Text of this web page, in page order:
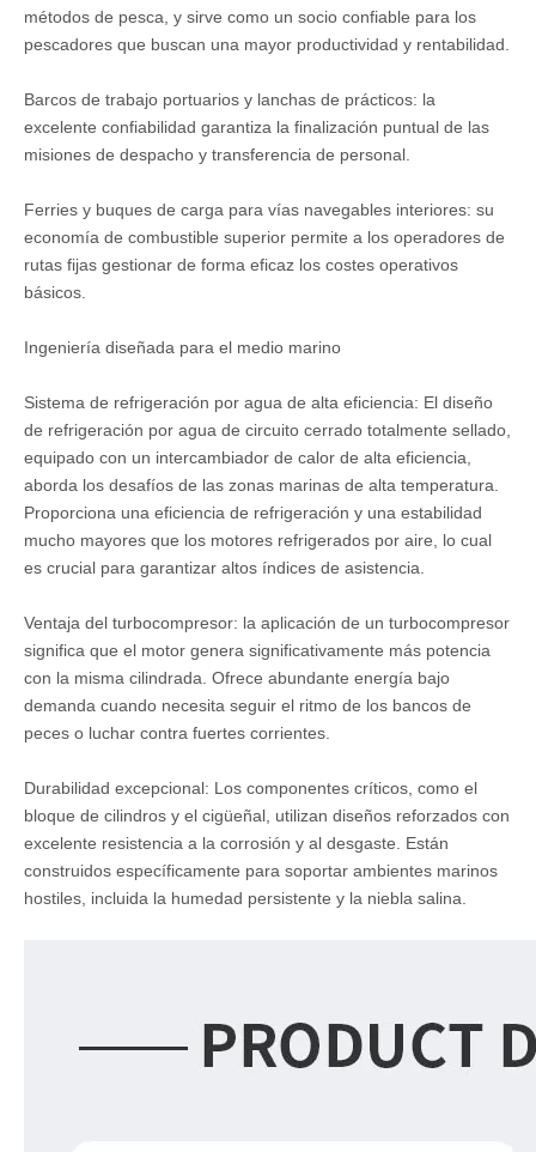
métodos de pesca, y sirve como un socio confiable para los
pescadores que buscan una mayor productividad y rentabilidad.
Barcos de trabajo portuarios y lanchas de prácticos: la
excelente confiabilidad garantiza la finalización puntual de las
misiones de despacho y transferencia de personal.
Ferries y buques de carga para vías navegables interiores: su
economía de combustible superior permite a los operadores de
rutas fijas gestionar de forma eficaz los costes operativos
básicos.
Ingeniería diseñada para el medio marino
Sistema de refrigeración por agua de alta eficiencia: El diseño
de refrigeración por agua de circuito cerrado totalmente sellado,
equipado con un intercambiador de calor de alta eficiencia,
aborda los desafíos de las zonas marinas de alta temperatura.
Proporciona una eficiencia de refrigeración y una estabilidad
mucho mayores que los motores refrigerados por aire, lo cual
es crucial para garantizar altos índices de asistencia.
Ventaja del turbocompresor: la aplicación de un turbocompresor
significa que el motor genera significativamente más potencia
con la misma cilindrada. Ofrece abundante energía bajo
demanda cuando necesita seguir el ritmo de los bancos de
peces o luchar contra fuertes corrientes.
Durabilidad excepcional: Los componentes críticos, como el
bloque de cilindros y el cigüeñal, utilizan diseños reforzados con
excelente resistencia a la corrosión y al desgaste. Están
construidos específicamente para soportar ambientes marinos
hostiles, incluida la humedad persistente y la niebla salina.